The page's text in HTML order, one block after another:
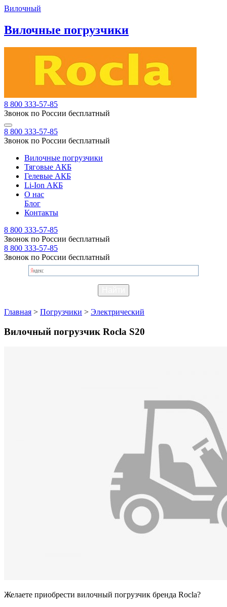
Вилочный
Вилочные погрузчики
8 800 333-57-85
Звонок по России бесплатный
8 800 333-57-85
Звонок по России бесплатный
Вилочные погрузчики
Тяговые АКБ
Гелевые АКБ
Li-Ion АКБ
О нас
Блог
Контакты
8 800 333-57-85
Звонок по России бесплатный
8 800 333-57-85
Звонок по России бесплатный
Главная > Погрузчики > Электрический
Вилочный погрузчик Rocla S20
Желаете приобрести вилочный погрузчик бренда Rocla?